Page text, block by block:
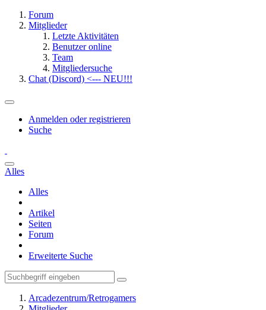
Forum
Mitglieder
Letzte Aktivitäten
Benutzer online
Team
Mitgliedersuche
Chat (Discord) <--- NEU!!!
Anmelden oder registrieren
Suche
Alles
Alles
Artikel
Seiten
Forum
Erweiterte Suche
Arcadezentrum/Retrogamers